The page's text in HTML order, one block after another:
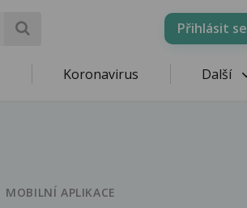
Přihlásit se
Koronavirus Další
MOBILNÍ APLIKACE